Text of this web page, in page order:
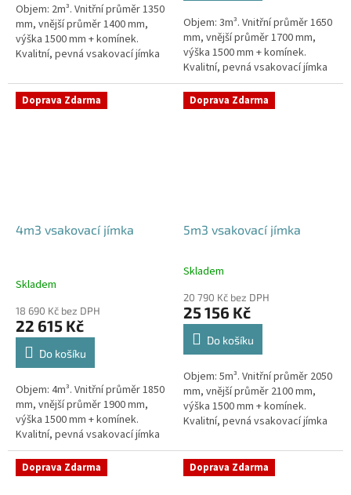
hvězdiček.
Objem: 2m³. Vnitřní průměr 1350
mm, vnější průměr 1400 mm,
výška 1500 mm + komínek.
Kvalitní, pevná vsakovací jímka
obetonování Průměr přítoku a
odtoku +...
Objem: 3m³. Vnitřní průměr 1650
mm, vnější průměr 1700 mm,
výška 1500 mm + komínek.
Kvalitní, pevná vsakovací jímka
(nádrž) bez potřeby
obetonování Průměr přítoku a
odtoku +...
Doprava Zdarma
4m3 vsakovací jímka
Skladem
18 690 Kč bez DPH
22 615 Kč
Do košíku
Objem: 4m³. Vnitřní průměr 1850
mm, vnější průměr 1900 mm,
výška 1500 mm + komínek.
Kvalitní, pevná vsakovací jímka
(nádrž) bez potřeby
obetonování Průměr přítoku a
odtoku +...
Doprava Zdarma
5m3 vsakovací jímka
Průměrné
produktu
je
5,0
hvězdiček.
Skladem
20 790 Kč bez DPH
25 156 Kč
Do košíku
Objem: 5m³. Vnitřní průměr 2050
mm, vnější průměr 2100 mm,
výška 1500 mm + komínek.
Kvalitní, pevná vsakovací jímka
obetonování Průměr přítoku a
odtoku +...
Doprava Zdarma Doprava Zdarma